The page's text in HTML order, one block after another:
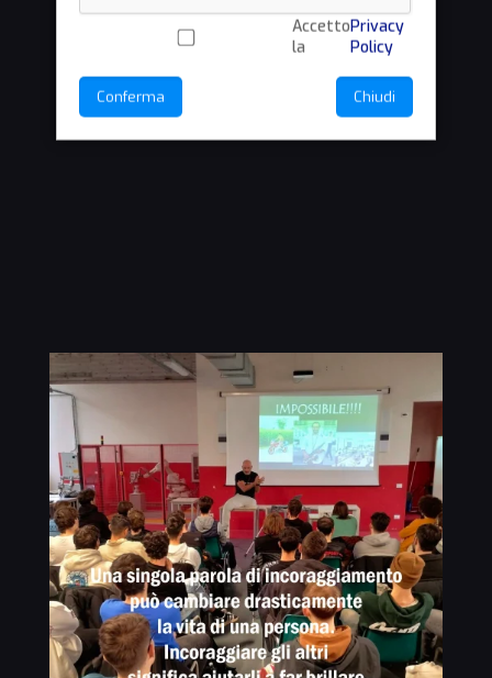
Accetto
la
Privacy
Policy
Conferma Chiudi